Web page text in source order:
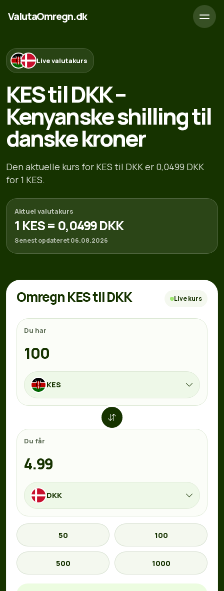
ValutaOmregn.dk
Live valutakurs
KES til DKK –
Kenyanske shilling til
danske kroner
Den aktuelle kurs for KES til DKK er 0,0499 DKK
for 1 KES.
Aktuel valutakurs
1 KES = 0,0499 DKK
Senest opdateret 06.08.2026
Omregn KES til DKK Live kurs
Du har
KES
Du får
DKK
50 100
500 1000